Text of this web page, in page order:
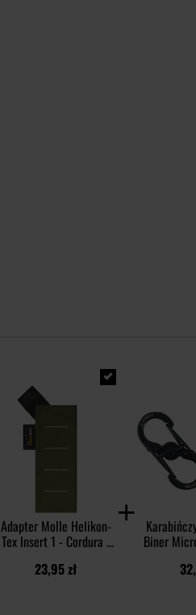
Adapter Molle Helikon-
Tex Insert 1 - Cordura -
23,95 zł
Biner